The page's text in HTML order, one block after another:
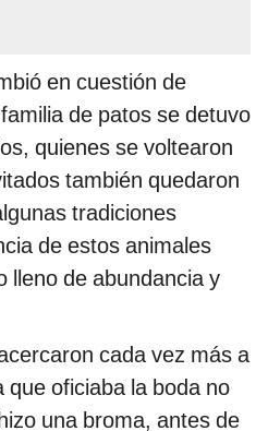
en cuestión de
de patos se detuvo
quienes se voltearon
también quedaron
tradiciones
de estos animales
lleno de abundancia y
cada vez más a
que oficiaba la boda no
una broma, antes de